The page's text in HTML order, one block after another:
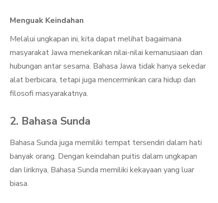
Menguak Keindahan
Melalui ungkapan ini, kita dapat melihat bagaimana
masyarakat Jawa menekankan nilai-nilai kemanusiaan dan
hubungan antar sesama. Bahasa Jawa tidak hanya sekedar
alat berbicara, tetapi juga mencerminkan cara hidup dan
filosofi masyarakatnya.
2. Bahasa Sunda
Bahasa Sunda juga memiliki tempat tersendiri dalam hati
banyak orang. Dengan keindahan puitis dalam ungkapan
dan liriknya, Bahasa Sunda memiliki kekayaan yang luar
biasa.